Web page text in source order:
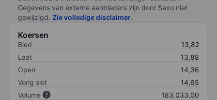
Gegevens van externe aanbieders zijn door Saxo niet
gewijzigd. Zie volledige disclaimer.
Koersen
Bied
13,82
Laat
13,88
Open
14,36
Vorig slot
14,65
Volume
183.033,00